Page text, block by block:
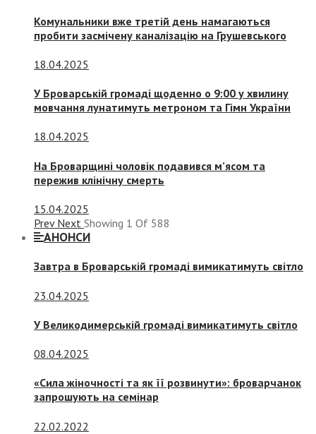
Комунальники вже третій день намагаються
пробити засмічену каналізацію на Грушевського
18.04.2025
У Броварській громаді щоденно о 9:00 у хвилину
мовчання лунатимуть метроном та Гімн України
18.04.2025
На Броварщині чоловік подавився м’ясом та
пережив клінічну смерть
15.04.2025
Prev Next Showing 1 Of 588
АНОНСИ
Завтра в Броварській громаді вимикатимуть світло
23.04.2025
У Великодимерській громаді вимикатимуть світло
08.04.2025
«Сила жіночності та як її розвинути»: броварчанок
запрошують на семінар
22.02.2022